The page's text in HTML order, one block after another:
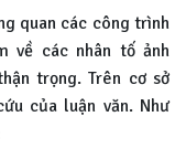
quan các công trình
về các nhân tố ảnh
trọng. Trên cơ sở
của luận văn. Như